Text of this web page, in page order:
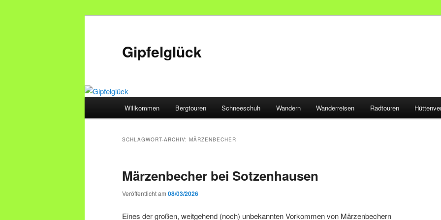
Gipfelglück
Willkommen Bergtouren Schneeschuh Wandern Wanderreisen Radtouren
SCHLAGWORT-ARCHIV: MÄRZENBECHER
Märzenbecher bei Sotzenhausen
Veröffentlicht am 08/03/2026
Eines der großen, weitgehend (noch) unbekannten Vorkommen von Märzenbechern